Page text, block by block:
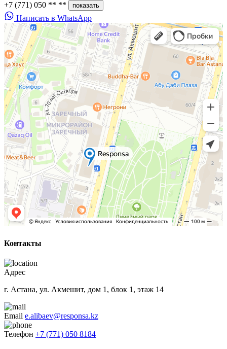
+7 (771) 050 ** ** показать
Написать в WhatsApp
Контакты
Адрес
г. Астана, ул. Акмешит, дом 1, блок 1, этаж 14
Email e.alibaev@responsa.kz
Телефон +7 (771) 050 8184